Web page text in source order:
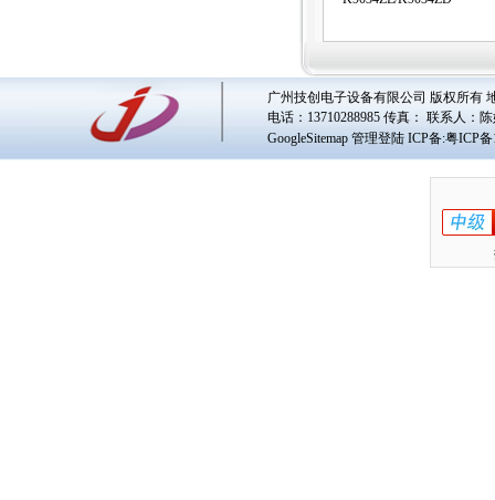
广州技创电子设备有限公司 版权所有
电话：13710288985 传真： 联系人：
GoogleSitemap 管理登陆 ICP备:粤ICP备